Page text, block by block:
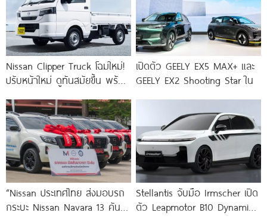
Nissan Clipper Truck โฉมใหม่!
ปรับหน้าใหม่ ดูทันสมัยขึ้น พร้อม
เปิดตัว GEELY EX5 MAX+ และ
GEELY EX2 Shooting Star ใน
“Nissan ประเทศไทย ส่งมอบรถ
กระบะ Nissan Navara 13 คัน
Stellantis จับมือ Irmscher เปิด
ตัว Leapmotor B10 Dynamic